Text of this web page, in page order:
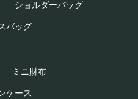
ショルダーバッグ
バッグ
ミニ財布
ケース